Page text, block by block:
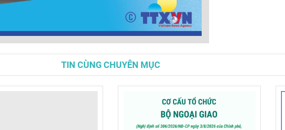
TIN CÙNG CHUYÊN MỤC